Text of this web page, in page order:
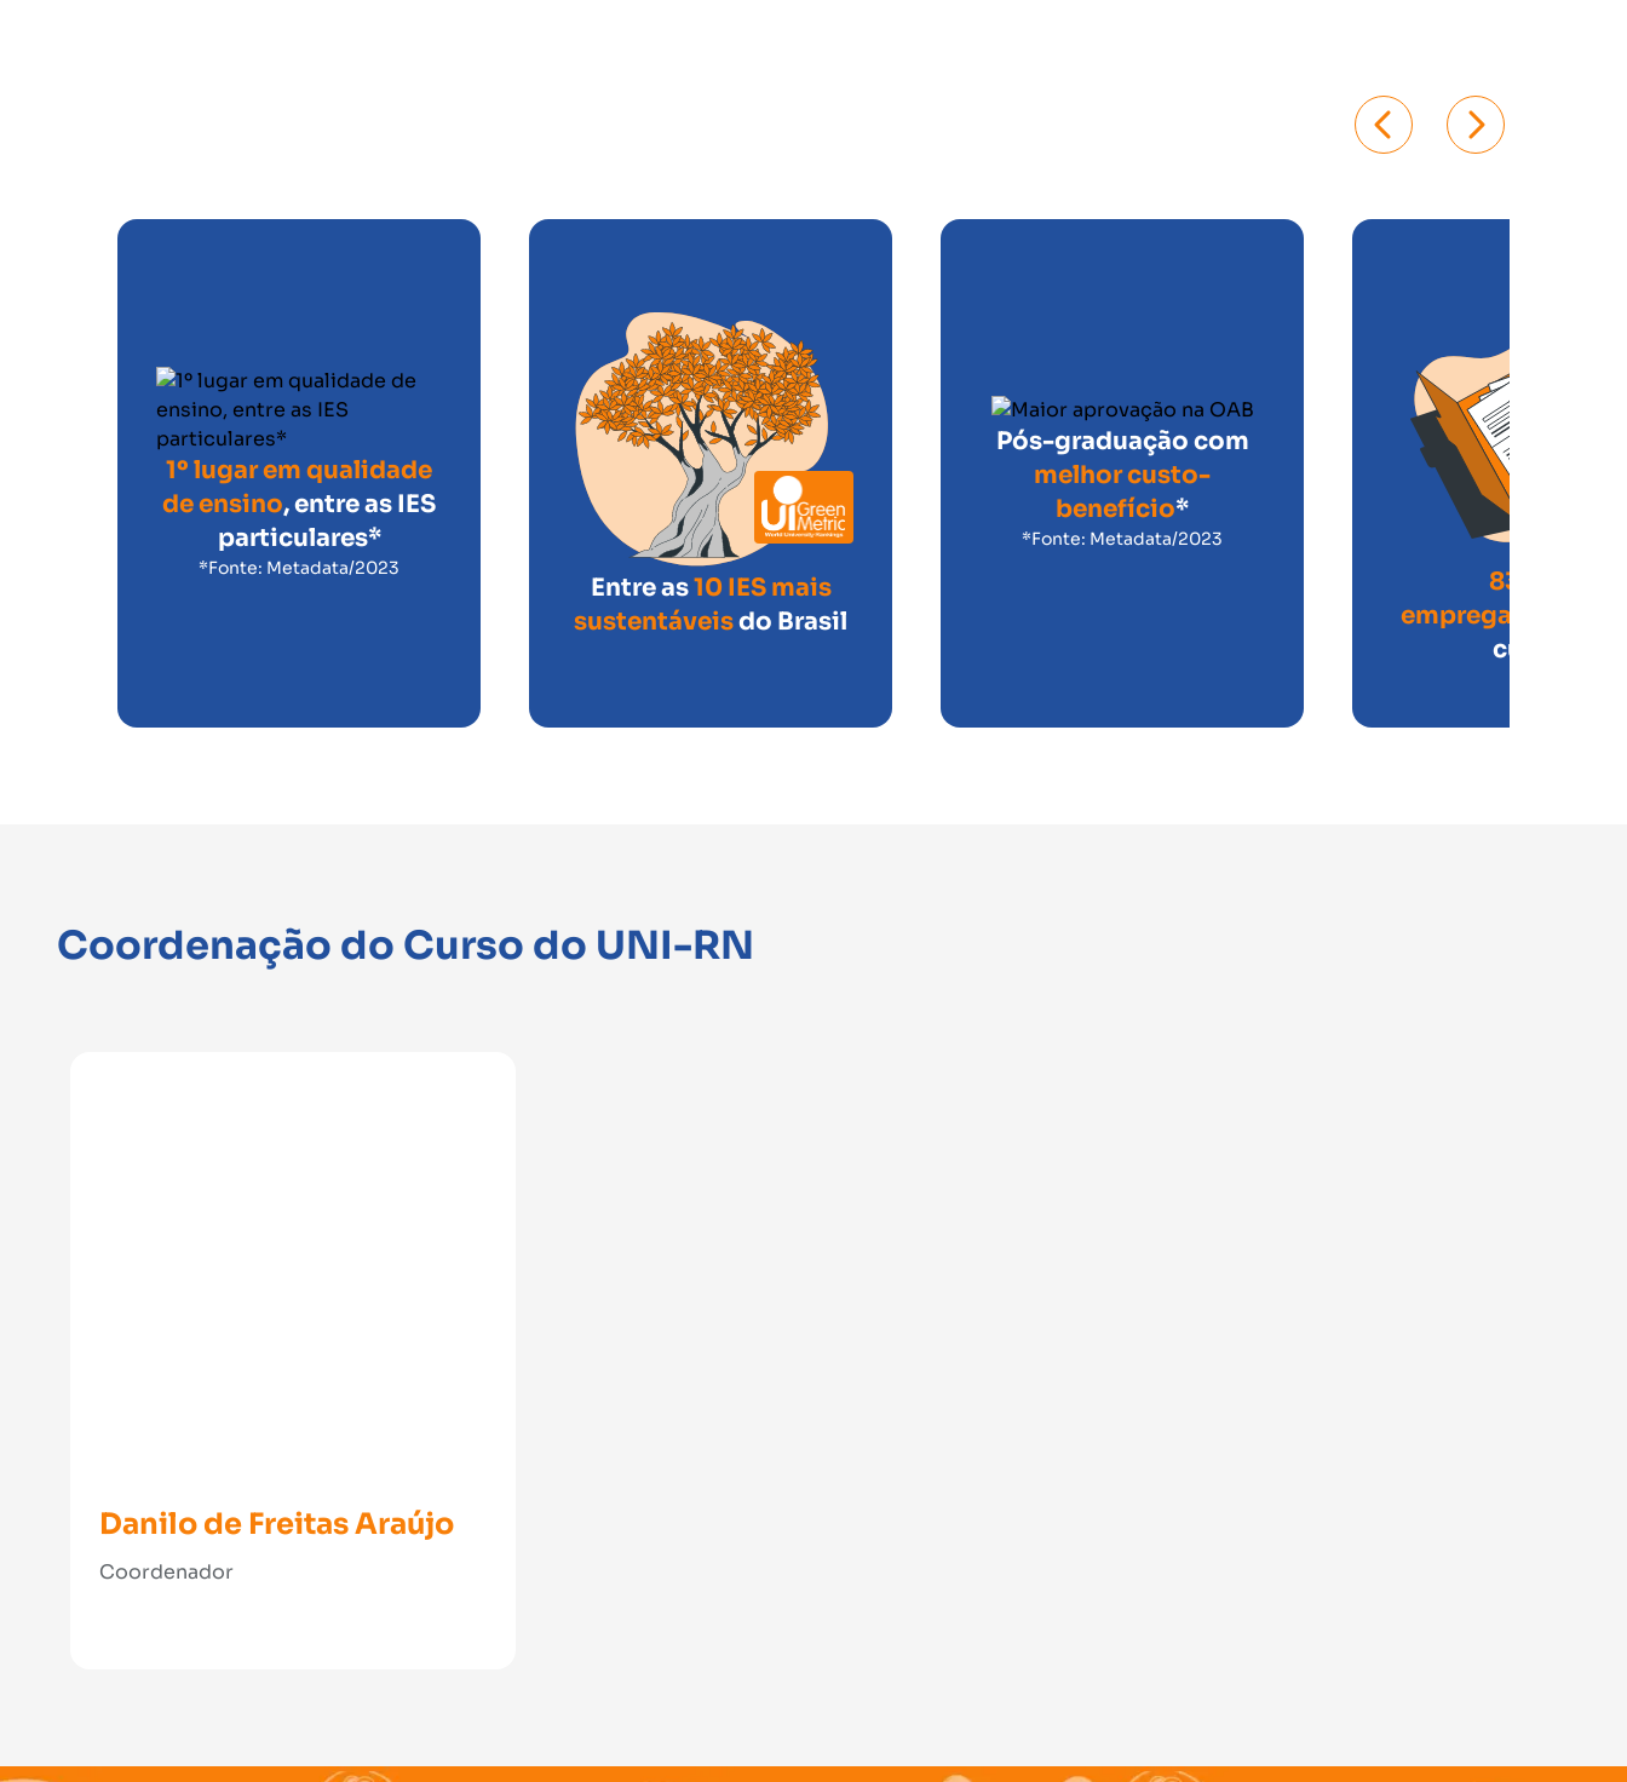
1º lugar em qualidade
de ensino, entre as IES
particulares*
*Fonte: Metadata/2023
Entre as10 IES mais
sustentáveisdo Brasil
Pós-graduação com
melhor custo-
benefício*
*Fonte: Metadata/2023
83% de
empregabilidade
cursos
Coordenação do Curso do UNI-RN
Danilo de Freitas Araújo
Coordenador